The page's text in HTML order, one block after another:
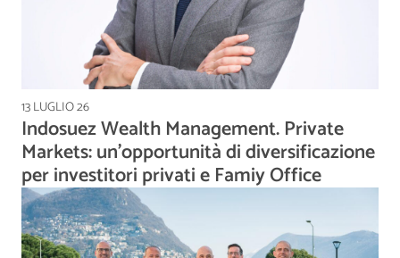
13 LUGLIO 26
Indosuez Wealth Management. Private
Markets: un’opportunità di diversificazione
per investitori privati e Famiy Office